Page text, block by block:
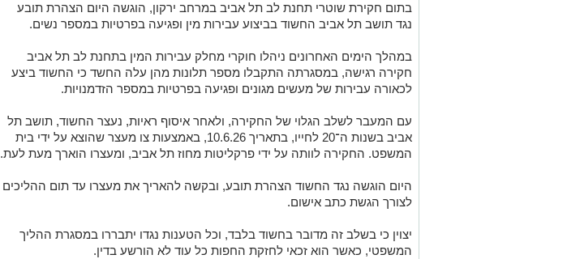
בתום חקירת שוטרי תחנת לב תל אביב במרחב ירקון, הוגשה היום הצהרת תובע
נגד תושב תל אביב החשוד בביצוע עבירות מין ופגיעה בפרטיות במספר נשים.
במהלך הימים האחרונים ניהלו חוקרי מחלק עבירות המין בתחנת לב תל אביב
חקירה רגישה, במסגרתה התקבלו מספר תלונות מהן עלה החשד כי החשוד ביצע
לכאורה עבירות של מעשים מגונים ופגיעה בפרטיות במספר הזדמנויות.
עם המעבר לשלב הגלוי של החקירה, ולאחר איסוף ראיות, נעצר החשוד, תושב תל
אביב בשנות ה־20 לחייו, בתאריך 10.6.26, באמצעות צו מעצר שהוצא על ידי בית
המשפט. החקירה לוותה על ידי פרקליטות מחוז תל אביב, ומעצרו הוארך מעת לעת.
היום הוגשה נגד החשוד הצהרת תובע, ובקשה להאריך את מעצרו עד תום ההליכים
לצורך הגשת כתב אישום.
יצוין כי בשלב זה מדובר בחשוד בלבד, וכל הטענות נגדו יתבררו במסגרת ההליך
המשפטי, כאשר הוא זכאי לחזקת החפות כל עוד לא הורשע בדין.